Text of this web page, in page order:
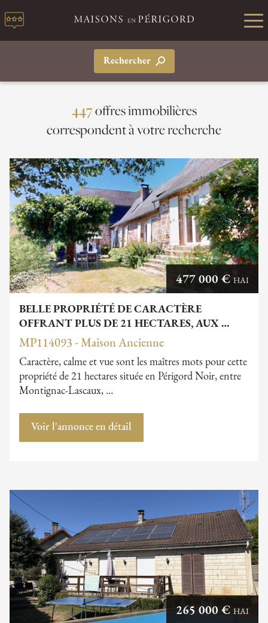
Rechercher
447offres immobilières
correspondent à votre recherche
BELLE PROPRIÉTÉ DE CARACTÈRE
OFFRANT PLUS DE 21 HECTARES, AUX …
477 000 € HAI
MP114093 - Maison Ancienne
Caractère, calme et vue sont les maîtres mots pour cette
propriété de 21 hectares située en Périgord Noir, entre
Montignac-Lascaux, …
Voir l'annonce en détail
265 000 € HAI